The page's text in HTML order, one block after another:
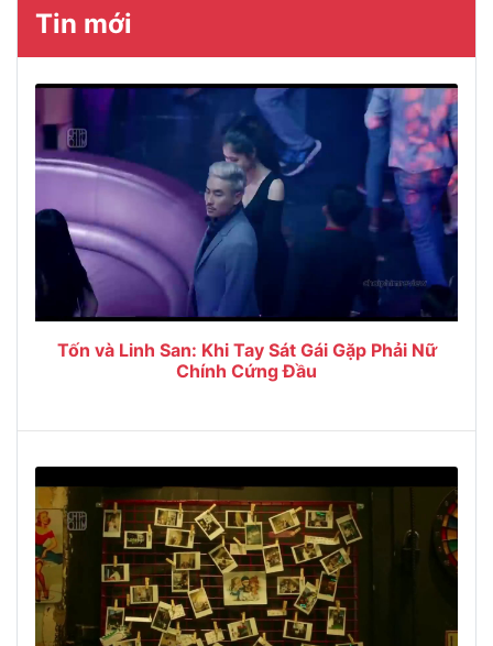
Tin mới
Tốn và Linh San: Khi Tay Sát Gái Gặp Phải Nữ
Chính Cứng Đầu